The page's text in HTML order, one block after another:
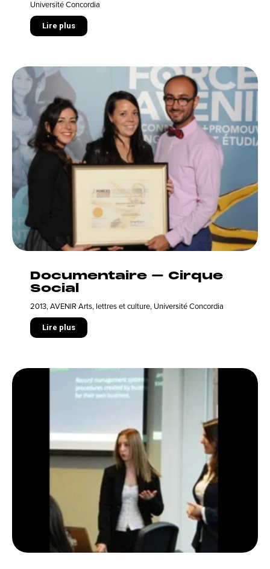
Université Concordia
Lire plus
Documentaire – Cirque
Social
2013,AVENIR Arts, lettres et culture, Université Concordia
Lire plus